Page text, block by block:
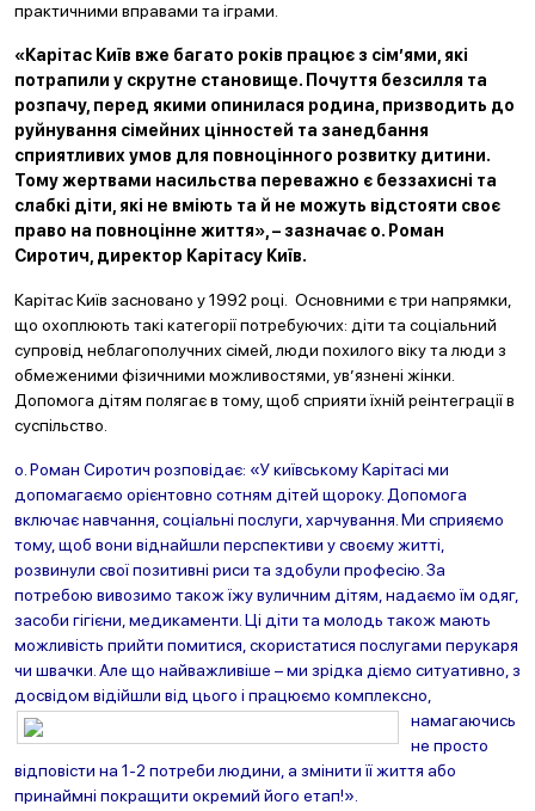
практичними вправами та іграми.
«Карітас Київ вже багато років працює з сім’ями, які
потрапили у скрутне становище. Почуття безсилля та
розпачу, перед якими опинилася родина, призводить до
руйнування сімейних цінностей та занедбання
сприятливих умов для повноцінного розвитку дитини.
Тому жертвами насильства переважно є беззахисні та
слабкі діти, які не вміють та й не можуть відстояти своє
право на повноцінне життя», – зазначає о. Роман
Сиротич, директор Карітасу Київ.
Карітас Київ засновано у 1992 році. Основними є три напрямки,
що охоплюють такі категорії потребуючих: діти та соціальний
супровід неблагополучних сімей, люди похилого віку та люди з
обмеженими фізичними можливостями, ув’язнені жінки.
Допомога дітям полягає в тому, щоб сприяти їхній реінтеграції в
суспільство.
о. Роман Сиротич розповідає: «У київському Карітасі ми
допомагаємо орієнтовно сотням дітей щороку. Допомога
включає навчання, соціальні послуги, харчування. Ми сприяємо
тому, щоб вони віднайшли перспективи у своєму житті,
розвинули свої позитивні риси та здобули професію. За
потребою вивозимо також їжу вуличним дітям, надаємо їм одяг,
засоби гігієни, медикаменти. Ці діти та молодь також мають
можливість прийти помитися, скористатися послугами перукаря
чи швачки. Але що найважливіше – ми зрідка діємо ситуативно, з
досвідом відійшли від цього і працюємо комплексно,
намагаючись
не просто
відповісти на 1-2 потреби людини, а змінити її життя або
принаймні покращити окремий його етап!».